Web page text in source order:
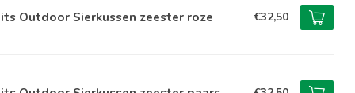
Outdoor Sierkussen zeester roze €32,50